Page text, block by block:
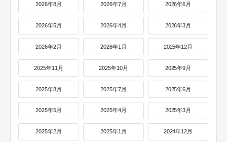
2026年8月 2026年7月 2026年6月
2026年5月 2026年4月 2026年3月
2026年2月 2026年1月 2025年12月
2025年11月 2025年10月 2025年9月
2025年8月 2025年7月 2025年6月
2025年5月 2025年4月 2025年3月
2025年2月 2025年1月 2024年12月